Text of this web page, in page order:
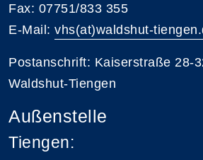
Fax: 07751/833 355
E-Mail: vhs(at)waldshut-
Postanschrift: Kaiserstraße 28-
Waldshut-Tiengen
Außenstelle
Tiengen: